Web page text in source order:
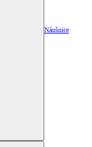
Náušnice